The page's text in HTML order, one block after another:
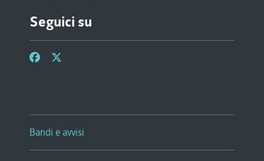
Seguici su
Bandi e avvisi